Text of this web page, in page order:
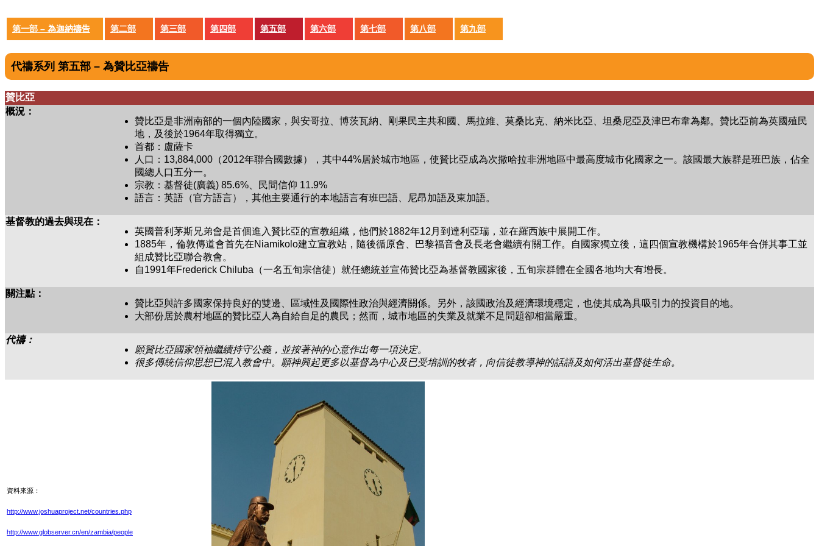
第一部 – 為迦納禱告 第二部 第三部 第四部 第五部 第六部 第七部 第八部 第九部
代禱系列 第五部 – 為贊比亞禱告
贊比亞
概況：
贊比亞是非洲南部的一個內陸國家，與安哥拉、博茨瓦納、剛果民主共和國、馬拉維、莫桑比克、納米比亞、坦桑尼亞及津巴布韋為鄰。贊比亞前為英國殖民
地，及後於1964年取得獨立。
首都：盧薩卡
人口：13,884,000（2012年聯合國數據），其中44%居於城市地區，使贊比亞成為次撒哈拉非洲地區中最高度城市化國家之一。該國最大族群是班巴族，佔全
國總人口五分一。
宗教：基督徒(廣義) 85.6%、民間信仰 11.9%
語言：英語（官方語言），其他主要通行的本地語言有班巴語、尼昂加語及東加語。
基督教的過去與現在：
英國普利茅斯兄弟會是首個進入贊比亞的宣教組織，他們於1882年12月到達利亞瑞，並在羅西族中展開工作。
1885年，倫敦傳道會首先在Niamikolo建立宣教站，隨後循原會、巴黎福音會及長老會繼續有關工作。自國家獨立後，這四個宣教機構於1965年合併其事工並
組成贊比亞聯合教會。
自1991年Frederick Chiluba（一名五旬宗信徒）就任總統並宣佈贊比亞為基督教國家後，五旬宗群體在全國各地均大有增長。
關注點：
贊比亞與許多國家保持良好的雙邊、區域性及國際性政治與經濟關係。另外，該國政治及經濟環境穩定，也使其成為具吸引力的投資目的地。
大部份居於農村地區的贊比亞人為自給自足的農民；然而，城市地區的失業及就業不足問題卻相當嚴重。
代禱：
願贊比亞國家領袖繼續持守公義，並按著神的心意作出每一項決定。
很多傳統信仰思想已混入教會中。願神興起更多以基督為中心及已受培訓的牧者，向信徒教導神的話語及如何活出基督徒生命。
資料來源：
http://www.joshuaproject.net/countries.php
http://www.globserver.cn/en/zambia/people